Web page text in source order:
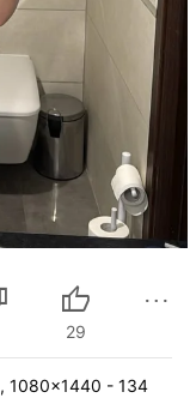
29
, 1080x1440 - 134